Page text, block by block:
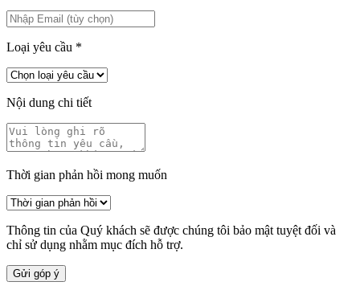
Loại yêu cầu *
Nội dung chi tiết
Thời gian phản hồi mong muốn
Thông tin của Quý khách sẽ được chúng tôi bảo mật tuyệt đối và
chỉ sử dụng nhằm mục đích hỗ trợ.
Gửi góp ý